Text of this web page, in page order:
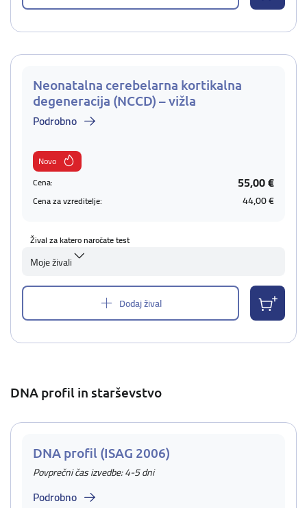
Neonatalna cerebelarna kortikalna
degeneracija (NCCD) – vižla
Podrobno
Novo
Cena:
55,00 €
Cena za vzreditelje: 44,00 €
Žival za katero naročate test
Moje živali
Dodaj žival
DNA profil in starševstvo
DNA profil (ISAG 2006)
Povprečni čas izvedbe: 4-5 dni
Podrobno